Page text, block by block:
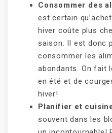
Consommer des
est certain
hiver coûte plus
saison. Il est donc
consommer les
abondants. On fait
en été et de
hiver!
Planifier et
souvent dans les